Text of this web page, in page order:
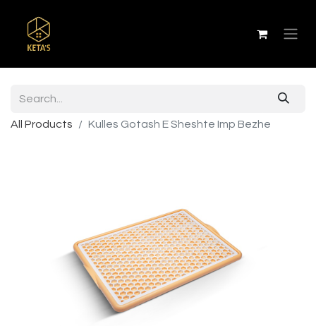
All Products Kulles Gotash E Sheshte Imp Bezhe